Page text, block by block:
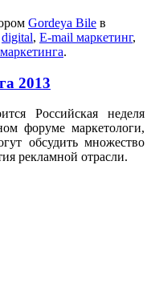
Gordeya Bile в
digital, E-mail маркетинг,
.
2013
Российская неделя
форуме маркетологи,
обсудить множество
рекламной отрасли.